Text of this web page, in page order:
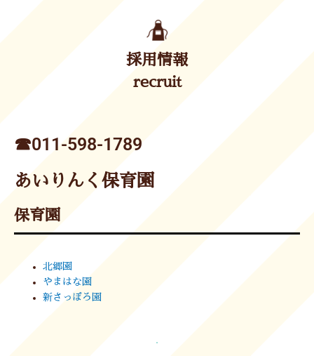
採用情報
recruit
☎︎011-598-1789
あいりんく保育園
保育園
北郷園
やまはな園
新さっぽろ園